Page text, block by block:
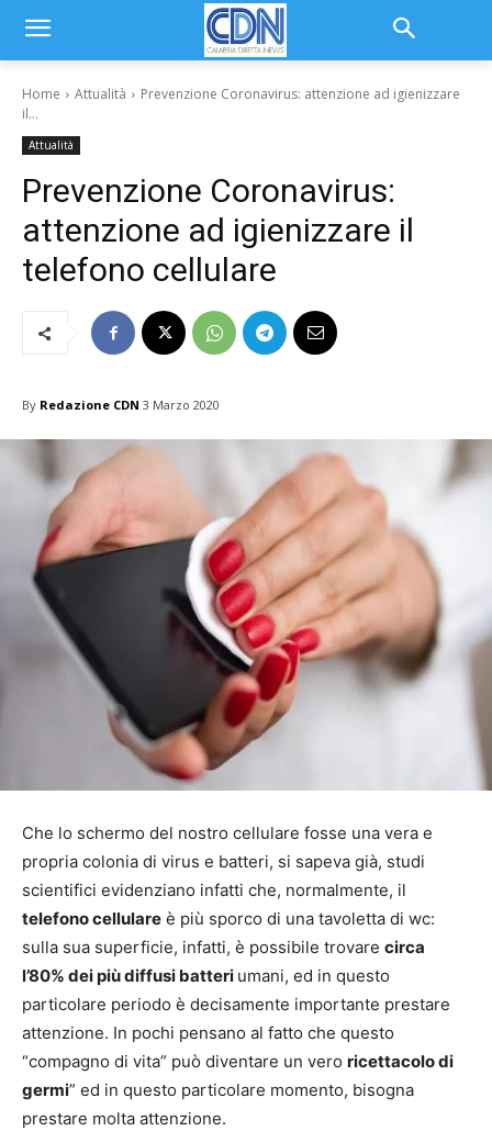
Home Attualità
Prevenzione Coronavirus: attenzione ad igienizzare
il...
Attualità
Prevenzione Coronavirus:
attenzione ad igienizzare il
telefono cellulare
By Redazione CDN 3 Marzo 2020
Che lo schermo del nostro cellulare fosse una vera e
propria colonia di virus e batteri, si sapeva già, studi
scientifici evidenziano infatti che, normalmente, il
telefono cellulare è più sporco di una tavoletta di wc:
sulla sua superficie, infatti, è possibile trovare circa
l’80% dei più diffusi batteri umani, ed in questo
particolare periodo è decisamente importante prestare
attenzione. In pochi pensano al fatto che questo
“compagno di vita” può diventare un vero ricettacolo di
germi” ed in questo particolare momento, bisogna
prestare molta attenzione.